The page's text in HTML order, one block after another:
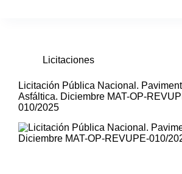
Licitaciones
Licitación Pública Nacional.
Asfáltica. Diciembre MAT-OP-
010/2025